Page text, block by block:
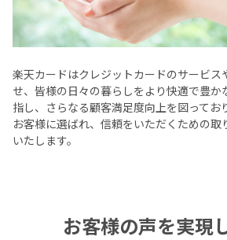
楽天カードはクレジットカードのサービス
せ、皆様の日々の暮らしをより快適で豊か
指し、さらなる顧客満足度向上を図ってお
お客様に選ばれ、信頼をいただくための
いたします。
お客様の声を実現